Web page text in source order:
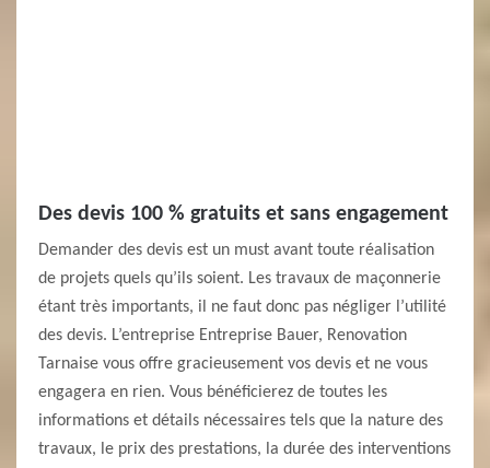
Des devis 100 % gratuits et sans engagement
Demander des devis est un must avant toute réalisation
de projets quels qu’ils soient. Les travaux de maçonnerie
étant très importants, il ne faut donc pas négliger l’utilité
des devis. L’entreprise Entreprise Bauer, Renovation
Tarnaise vous offre gracieusement vos devis et ne vous
engagera en rien. Vous bénéficierez de toutes les
informations et détails nécessaires tels que la nature des
travaux, le prix des prestations, la durée des interventions